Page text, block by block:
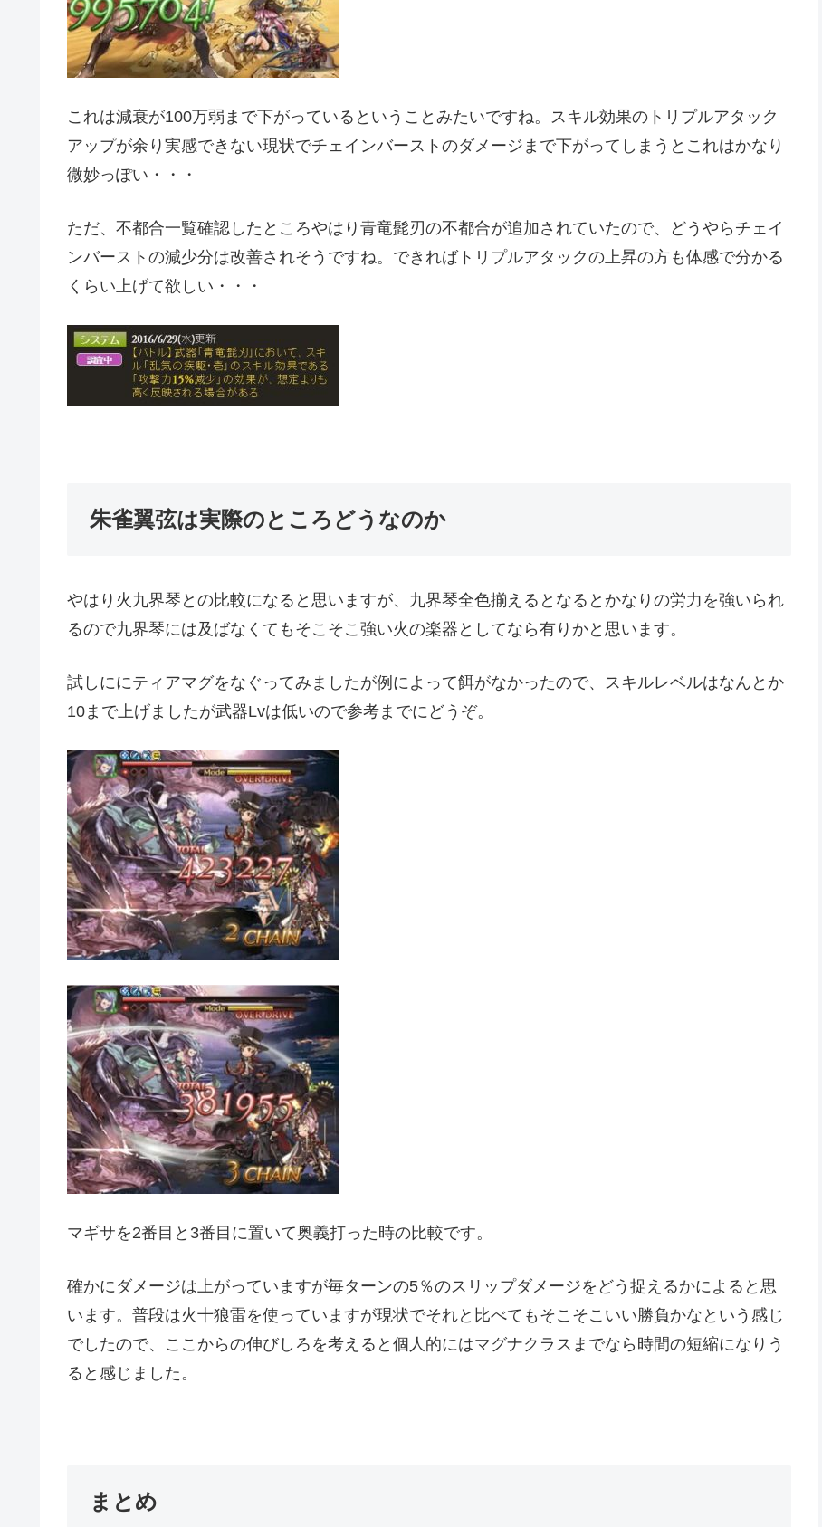
これは減衰が100万弱まで下がっているということみたいですね。スキル効果のトリプルアタック
アップが余り実感できない現状でチェインバーストのダメージまで下がってしまうとこれはかなり
微妙っぽい・・・
ただ、不都合一覧確認したところやはり青竜髭刃の不都合が追加されていたので、どうやらチェイ
ンバーストの減少分は改善されそうですね。できればトリプルアタックの上昇の方も体感で分かる
くらい上げて欲しい・・・
朱雀翼弦は実際のところどうなのか
やはり火九界琴との比較になると思いますが、九界琴全色揃えるとなるとかなりの労力を強いられ
るので九界琴には及ばなくてもそこそこ強い火の楽器としてなら有りかと思います。
試しににティアマグをなぐってみましたが例によって餌がなかったので、スキルレベルはなんとか
10まで上げましたが武器Lvは低いので参考までにどうぞ。
マギサを2番目と3番目に置いて奥義打った時の比較です。
確かにダメージは上がっていますが毎ターンの5％のスリップダメージをどう捉えるかによると思
います。普段は火十狼雷を使っていますが現状でそれと比べてもそこそこいい勝負かなという感じ
でしたので、ここからの伸びしろを考えると個人的にはマグナクラスまでなら時間の短縮になりう
ると感じました。
まとめ